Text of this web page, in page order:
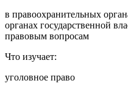
в правоохранительных
органах государственной
правовым вопросам
Что изучает:
уголовное право